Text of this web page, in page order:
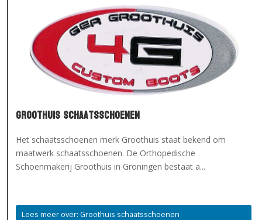
Groothuis schaatsschoenen
Het schaatsschoenen merk Groothuis staat bekend om
maatwerk schaatsschoenen. De Orthopedische
Schoenmakerij Groothuis in Groningen bestaat a...
Lees meer over: Groothuis schaatsschoenen